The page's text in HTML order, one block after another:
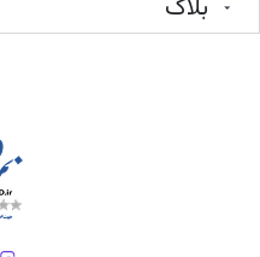
بلاگ